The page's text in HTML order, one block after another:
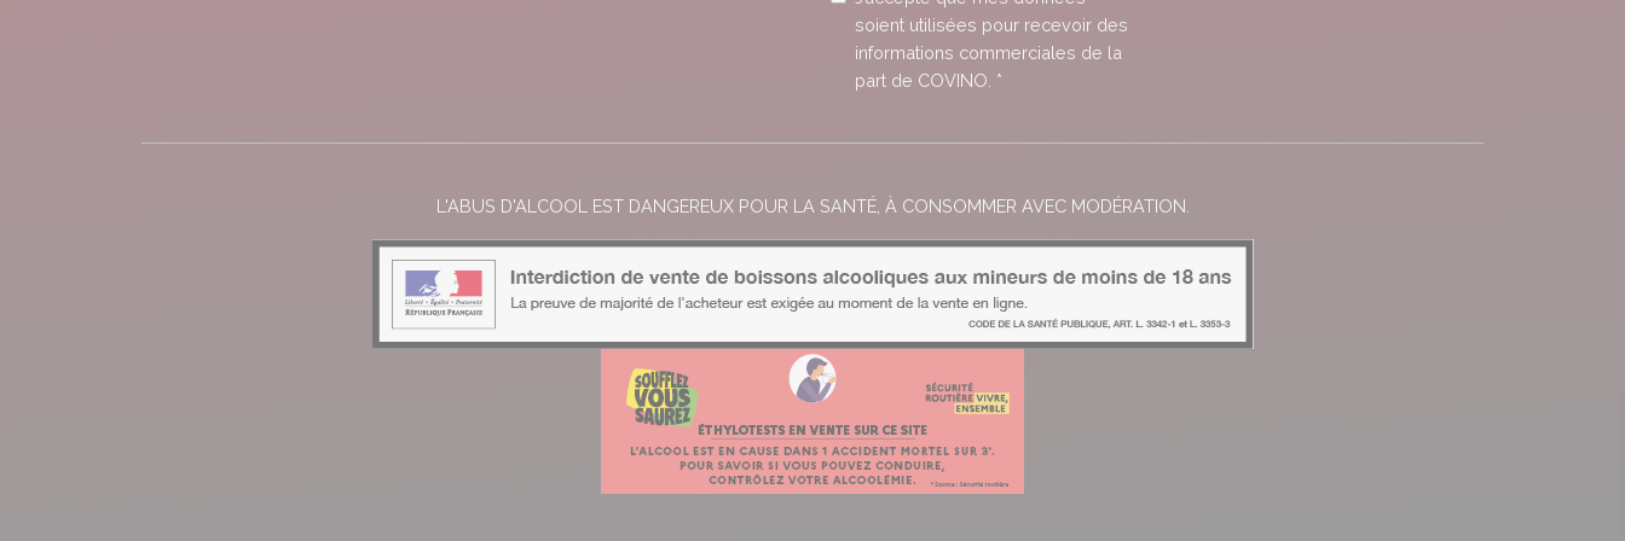
soient utilisées pour recevoir des
informations commerciales de la
part de COVINO. *
L'ABUS D'ALCOOL EST DANGEREUX POUR LA SANTÉ, À CONSOMMER AVEC MODÉRATION.